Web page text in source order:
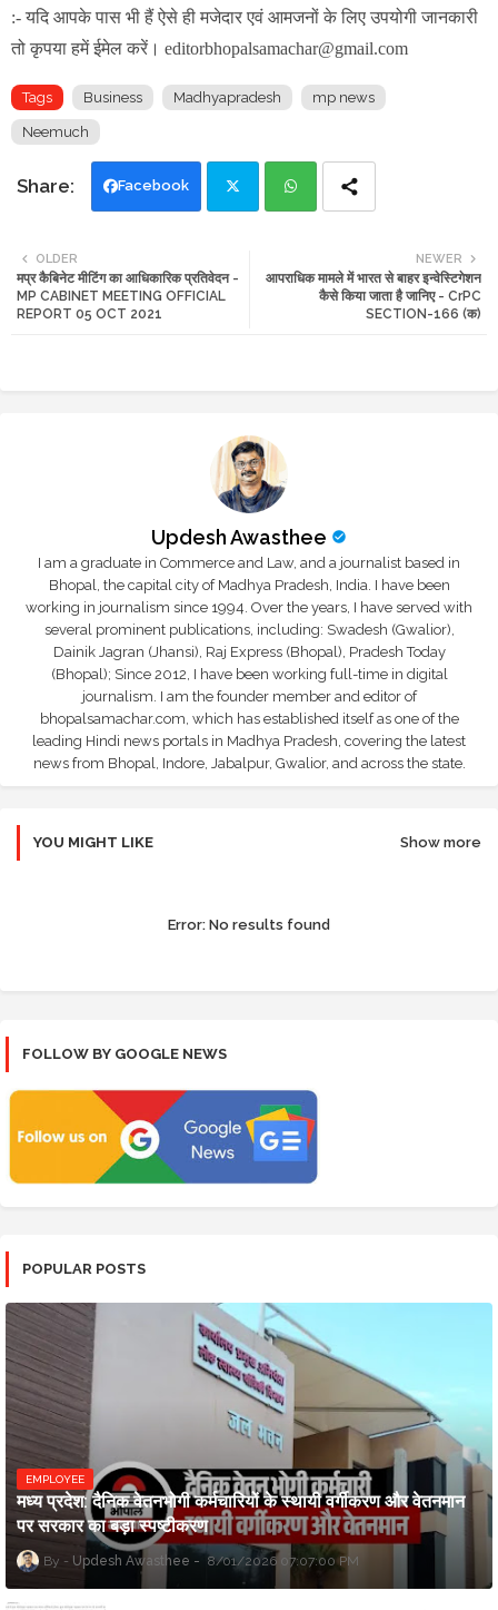
:- यदि आपके पास भी हैं ऐसे ही मजेदार एवं आमजनों के लिए उपयोगी जानकारी
तो कृपया हमें ईमेल करें। editorbhopalsamachar@gmail.com
Tags Business Madhyapradesh mp news
Neemuch
Facebook
tte ats
NEWER
आपराधिक मामले में भारत से बाहर इन्वेस्टिगेशन
कैसे किया जाता है जानिए - CrPC
SECTION-166 (क)
OLDER
मप्र कैबिनेट मीटिंग का आधिकारिक प्रतिवेदन -
MP CABINET MEETING OFFICIAL
REPORT 05 OCT 2021
Updesh Awasthee
I am a graduate in Commerce and Law, and a journalist based in
Bhopal, the capital city of Madhya Pradesh, India. I have been
working in journalism since 1994. Over the years, I have served with
several prominent publications, including: Swadesh (Gwalior),
Dainik Jagran (Jhansi), Raj Express (Bhopal), Pradesh Today
(Bhopal); Since 2012, I have been working full-time in digital
journalism. I am the founder member and editor of
bhopalsamachar.com, which has established itself as one of the
leading Hindi news portals in Madhya Pradesh, covering the latest
news from Bhopal, Indore, Jabalpur, Gwalior, and across the state.
YOU MIGHT LIKE Show more
Error: No results found
FOLLOW BY GOOGLE NEWS
POPULAR POSTS
EMPLOYEE
मध्य प्रदेश: दैनिक वेतनभोगी कर्मचारियों के स्थायी वर्गीकरण और वेतनमान
पर सरकार का बड़ा स्पष्टीकरण
Updesh Awasthee 8/01/2026 07:07:00 PM